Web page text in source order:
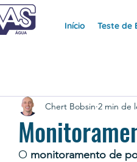
Início Teste de
Chert Bobsin 2 min de
O monitoramento de